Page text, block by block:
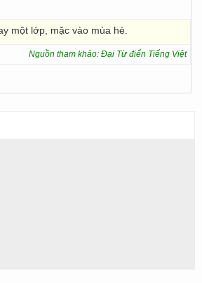
một lớp, mặc vào mùa hè.
Nguồn tham khảo: Đại Từ điển Tiếng Việt